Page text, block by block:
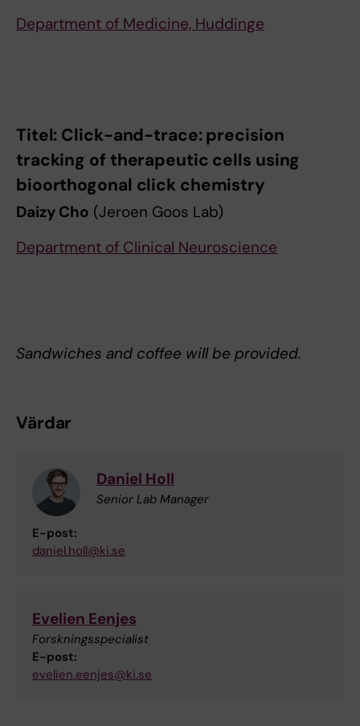
Department of Medicine, Huddinge
Titel: Click-and-trace: precision
tracking of therapeutic cells using
bioorthogonal click chemistry
Daizy Cho (Jeroen Goos Lab)
Department of Clinical Neuroscience
Sandwiches and coffee will be provided.
Värdar
Daniel Holl
Senior Lab Manager
E-post:
daniel.holl@ki.se
Evelien Eenjes
Forskningsspecialist
E-post:
evelien.eenjes@ki.se